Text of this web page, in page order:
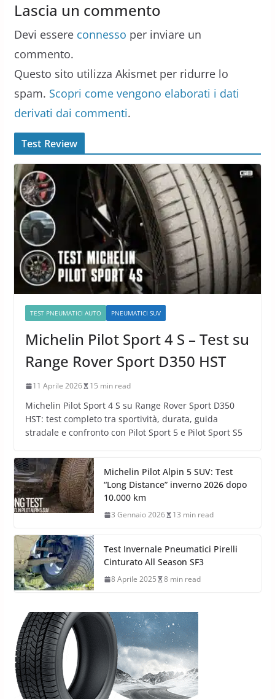
Lascia un commento
Devi essere connesso per inviare un
commento.
Questo sito utilizza Akismet per ridurre lo
spam. Scopri come vengono elaborati i dati
derivati dai commenti.
Test Review
TEST PNEUMATICI AUTO PNEUMATICI SUV
Michelin Pilot Sport 4 S – Test su
Range Rover Sport D350 HST
11 Aprile 2026 15 min read
Michelin Pilot Sport 4 S su Range Rover Sport D350
HST: test completo tra sportività, durata, guida
stradale e confronto con Pilot Sport 5 e Pilot Sport S5
Michelin Pilot Alpin 5 SUV: Test
“Long Distance” inverno 2026 dopo
10.000 km
3 Gennaio 2026 13 min read
Test Invernale Pneumatici Pirelli
Cinturato All Season SF3
8 Aprile 2025 8 min read